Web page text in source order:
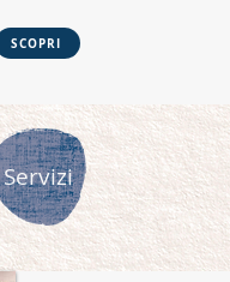
SCOPRI
Servizi